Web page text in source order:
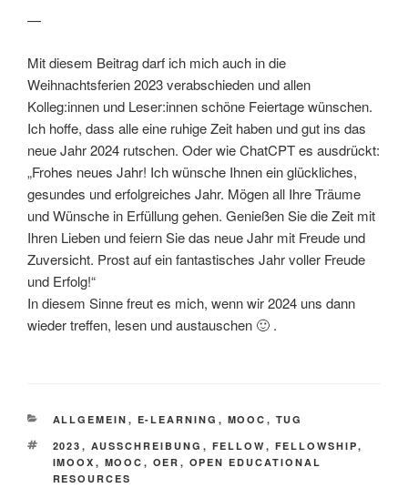
—
Mit diesem Beitrag darf ich mich auch in die
Weihnachtsferien 2023 verabschieden und allen
Kolleg:innen und Leser:innen schöne Feiertage wünschen.
Ich hoffe, dass alle eine ruhige Zeit haben und gut ins das
neue Jahr 2024 rutschen. Oder wie ChatCPT es ausdrückt:
„Frohes neues Jahr! Ich wünsche Ihnen ein glückliches,
gesundes und erfolgreiches Jahr. Mögen all Ihre Träume
und Wünsche in Erfüllung gehen. Genießen Sie die Zeit mit
Ihren Lieben und feiern Sie das neue Jahr mit Freude und
Zuversicht. Prost auf ein fantastisches Jahr voller Freude
und Erfolg!“
In diesem Sinne freut es mich, wenn wir 2024 uns dann
wieder treffen, lesen und austauschen 🙂 .
KATEGORIEN
ALLGEMEIN , E-LEARNING , MOOC , TUG
SCHLAGWÖRTER
2023 , AUSSCHREIBUNG , FELLOW , FELLOWSHIP,
IMOOX , MOOC , OER , OPEN EDUCATIONAL
RESOURCES